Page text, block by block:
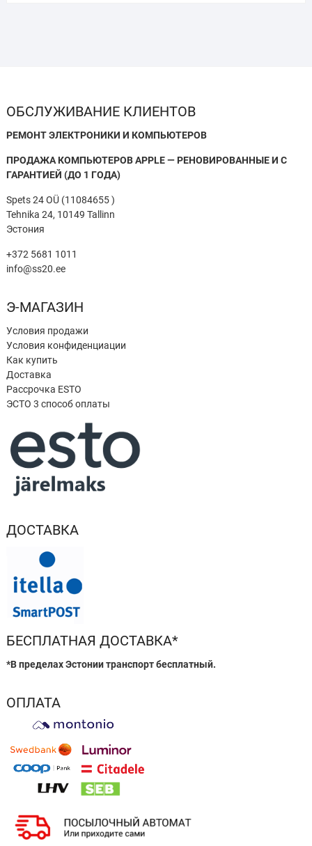
ОБСЛУЖИВАНИЕ КЛИЕНТОВ
РЕМОНТ ЭЛЕКТРОНИКИ И КОМПЬЮТЕРОВ
ПРОДАЖА КОМПЬЮТЕРОВ APPLE — РЕНОВИРОВАННЫЕ И С
ГАРАНТИЕЙ (ДО 1 ГОДА)
Spets 24 OÜ (11084655 )
Tehnika 24, 10149 Tallinn
Эстония
+372 5681 1011
info@ss20.ee
Э-МАГАЗИН
Условия продажи
Условия конфиденциации
Как купить
Доставка
Рассрочка ESTO
ЭСТО 3 способ оплаты
ДОСТАВКА
БЕСПЛАТНАЯ ДОСТАВКА*
*В пределах Эстонии транспорт бесплатный.
ОПЛАТА